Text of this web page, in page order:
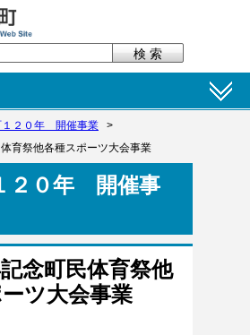
１２０年 開催事業
>
育祭他各種スポーツ大会事業
２０年 開催事
念町民体育祭他
ツ大会事業